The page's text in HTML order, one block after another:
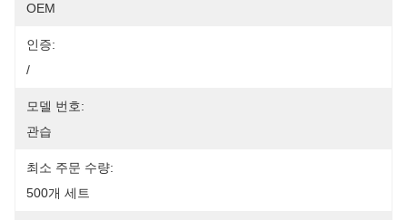
OEM
인증:
/
모델 번호:
관습
최소 주문 수량:
500개 세트